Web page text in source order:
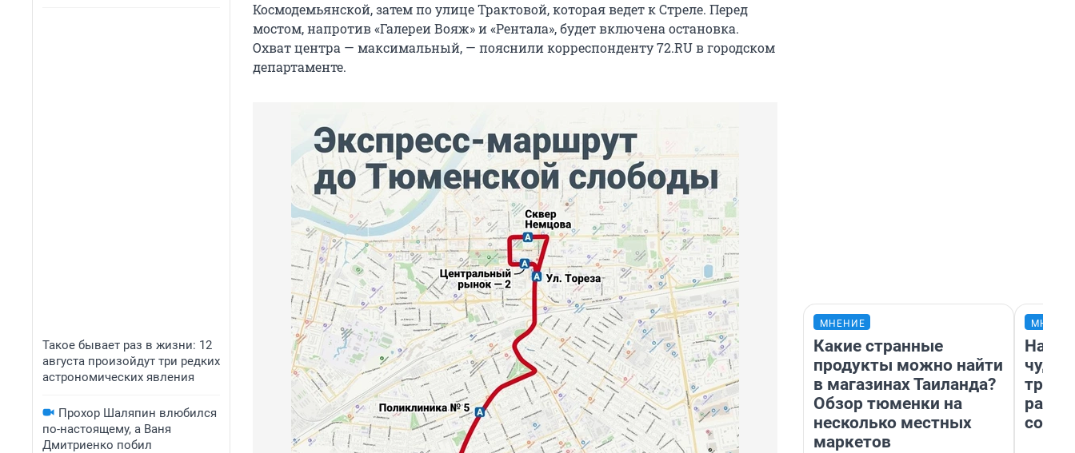
Такое бывает раз в жизни: 12
августа произойдут три редких
астрономических явления
Прохор Шаляпин влюбился
по-настоящему, а Ваня
Дмитриенко побил
Космодемьянской, затем по улице Трактовой, которая ведет к Стреле. Перед
мостом, напротив «Галереи Вояж» и «Рентала», будет включена остановка.
Охват центра — максимальный, — пояснили корреспонденту 72.RU в городском
департаменте.
МНЕНИЕ
Какие странные
продукты можно найти
в магазинах Таиланда?
Обзор тюменки на
несколько местных
маркетов